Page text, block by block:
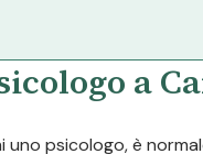
a
uno psicologo, è